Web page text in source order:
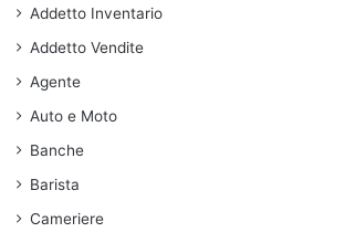
Addetto Inventario
Addetto Vendite
Agente
Auto e Moto
Banche
Barista
Cameriere